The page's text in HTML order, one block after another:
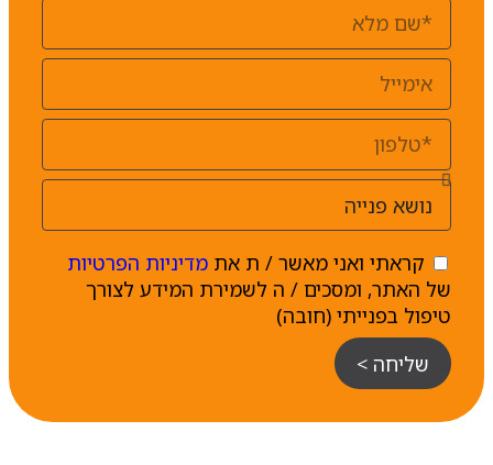
קראתי ואני מאשר / ת אתמדיניות הפרטיות
של האתר, ומסכים / ה לשמירת המידע לצורך
טיפול בפנייתי (חובה)
שליחה >